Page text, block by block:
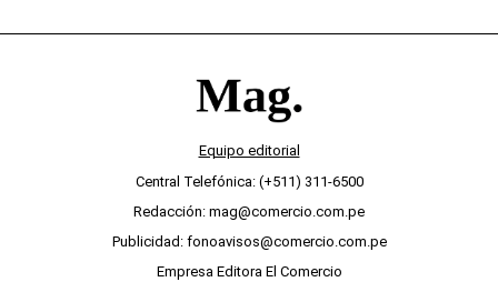
Equipo editorial
Central Telefónica: (+511) 311-6500
Redacción: mag@comercio.com.pe
Publicidad: fonoavisos@comercio.com.pe
Empresa Editora El Comercio